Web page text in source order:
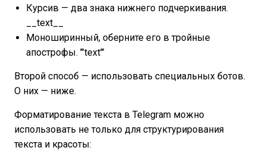
Курсив — два знака нижнего подчеркивания.
__text__
Моноширинный, оберните его в тройные
апострофы. ’’’text’’’
Второй способ — использовать специальных ботов.
О них — ниже.
Форматирование текста в Telegram можно
использовать не только для структурирования
текста и красоты: